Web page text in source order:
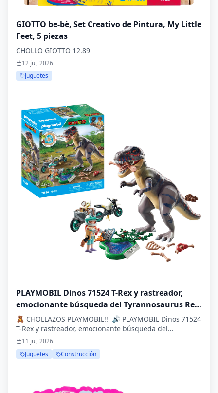
GIOTTO be-bè, Set Creativo de Pintura, My Little
Feet, 5 piezas
CHOLLO GIOTTO 12.89
12 jul, 2026
Juguetes
PLAYMOBIL Dinos 71524 T-Rex y rastreador,
emocionante búsqueda del Tyrannosaurus Rex,
con Motocicleta, cámara y Verdaderos Huesos
de Dinosaurio, detallados Juguetes para niños
a Partir de 4 años
🧸 CHOLLAZOS PLAYMOBIL!!! 🔊 PLAYMOBIL Dinos 71524
T-Rex y rastreador, emocionante búsqueda del
Tyrannosaurus Rex, con Motocicleta, cámara y
Verdadero...
11 jul, 2026
Juguetes
Construcción